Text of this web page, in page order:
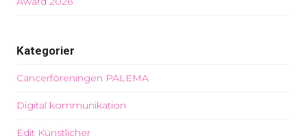
Kategorier
Cancerföreningen PALEMA
Digital kommunikation
Edit Künstlicher